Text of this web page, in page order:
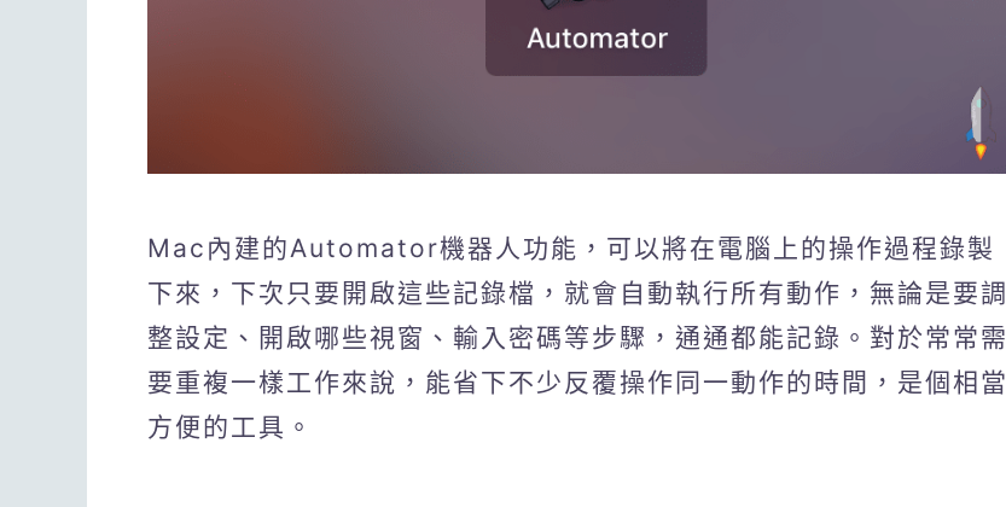
Mac內建的Automator機器人功能，可以將在電腦上的操作過程錄製
下來，下次只要開啟這些記錄檔，就會自動執行所有動作，無論是要調
整設定、開啟哪些視窗、輸入密碼等步驟，通通都能記錄。對於常常需
要重複一樣工作來說，能省下不少反覆操作同一動作的時間，是個相當
方便的工具。